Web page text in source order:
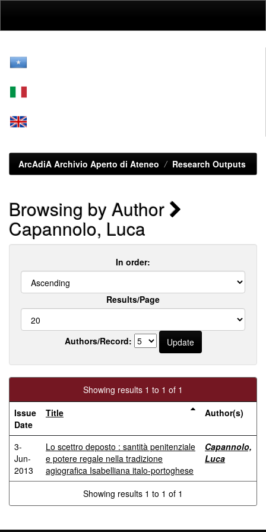
ArcAdiA Archivio Aperto di Ateneo Research Outputs
Browsing by Author
Capannolo, Luca
In order:
Results/Page
Authors/Record:
Showing results 1 to 1 of 1
Issue
Date
Title Author(s)
3-
Jun-
2013
Lo scettro deposto : santità penitenziale
e potere regale nella tradizione
agiografica Isabelliana italo-portoghese
Capannolo,
Luca
Showing results 1 to 1 of 1